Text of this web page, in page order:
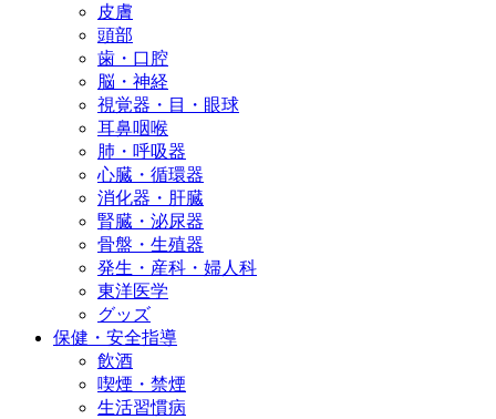
皮膚
頭部
歯・口腔
脳・神経
視覚器・目・眼球
耳鼻咽喉
肺・呼吸器
心臓・循環器
消化器・肝臓
腎臓・泌尿器
骨盤・生殖器
発生・産科・婦人科
東洋医学
グッズ
保健・安全指導
飲酒
喫煙・禁煙
生活習慣病